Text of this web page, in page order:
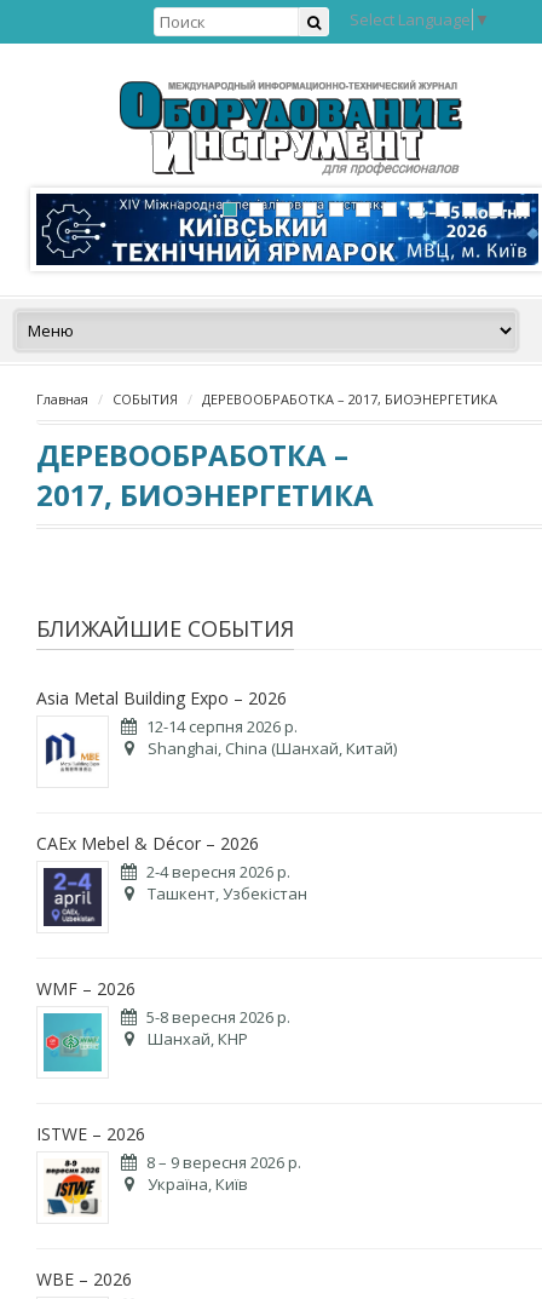
Select Language ▼
Главная СОБЫТИЯ ДЕРЕВООБРАБОТКА – 2017, БИОЭНЕРГЕТИКА
ДЕРЕВООБРАБОТКА –
2017, БИОЭНЕРГЕТИКА
БЛИЖАЙШИЕ СОБЫТИЯ
Asia Metal Building Expo – 2026
12-14 серпня 2026 р.
Shanghai, China (Шанхай, Китай)
CAEx Mebel & Décor – 2026
2-4 вересня 2026 р.
Ташкент, Узбекістан
WMF – 2026
5-8 вересня 2026 р.
Шанхай, КНР
ISTWE – 2026
8 – 9 вересня 2026 р.
Україна, Київ
WBE – 2026